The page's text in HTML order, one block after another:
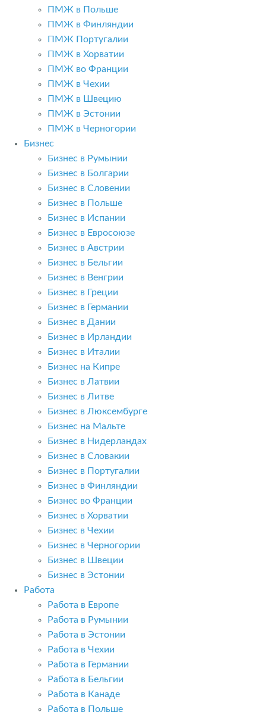
ПМЖ в Польше
ПМЖ в Финляндии
ПМЖ Португалии
ПМЖ в Хорватии
ПМЖ во Франции
ПМЖ в Чехии
ПМЖ в Швецию
ПМЖ в Эстонии
ПМЖ в Черногории
Бизнес
Бизнес в Румынии
Бизнес в Болгарии
Бизнес в Словении
Бизнес в Польше
Бизнес в Испании
Бизнес в Евросоюзе
Бизнес в Австрии
Бизнес в Бельгии
Бизнес в Венгрии
Бизнес в Греции
Бизнес в Германии
Бизнес в Дании
Бизнес в Ирландии
Бизнес в Италии
Бизнес на Кипре
Бизнес в Латвии
Бизнес в Литве
Бизнес в Люксембурге
Бизнес на Мальте
Бизнес в Нидерландах
Бизнес в Словакии
Бизнес в Португалии
Бизнес в Финляндии
Бизнес во Франции
Бизнес в Хорватии
Бизнес в Чехии
Бизнес в Черногории
Бизнес в Швеции
Бизнес в Эстонии
Работа
Работа в Европе
Работа в Румынии
Работа в Эстонии
Работа в Чехии
Работа в Германии
Работа в Бельгии
Работа в Канаде
Работа в Польше